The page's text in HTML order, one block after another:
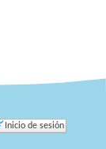
Inicio de sesión